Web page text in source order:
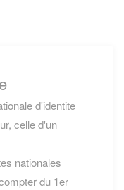
d'identite
celle d'un
nationales
du 1er